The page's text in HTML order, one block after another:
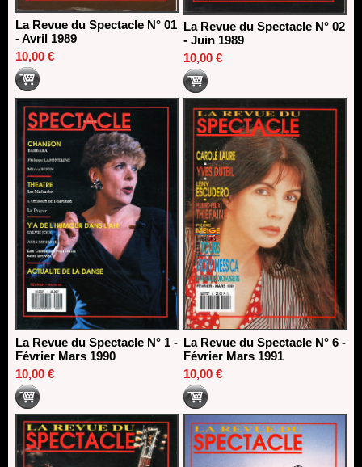
La Revue du Spectacle N° 01
- Avril 1989
10,00 €
La Revue du Spectacle N° 02
- Juin 1989
10,00 €
La Revue du Spectacle N° 1 -
Février Mars 1990
10,00 €
La Revue du Spectacle N° 6 -
Février Mars 1991
10,00 €